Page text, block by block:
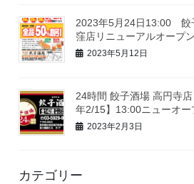
2023年5月24日13:00 餃
窪店リニューアルオープン
2023年5月12日
24時間 餃子酒場 高円寺
年2/15】13:00ニューオー
2023年2月3日
カテゴリー